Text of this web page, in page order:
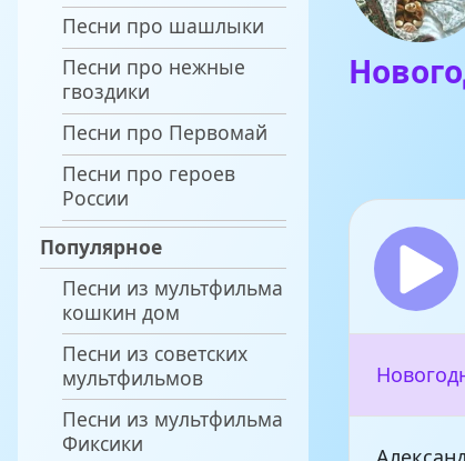
Песни про шашлыки
Песни про нежные
гвоздики
Песни про Первомай
Песни про героев
России
Популярное
Песни из мультфильма
кошкин дом
Песни из советских
мультфильмов
Песни из мультфильма
Фиксики